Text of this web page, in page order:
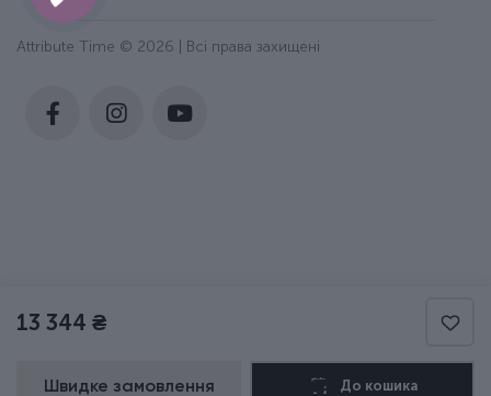
13 344 ₴
Швидке замовлення До кошика
Attribute Time © 2026 | Всі права захищені